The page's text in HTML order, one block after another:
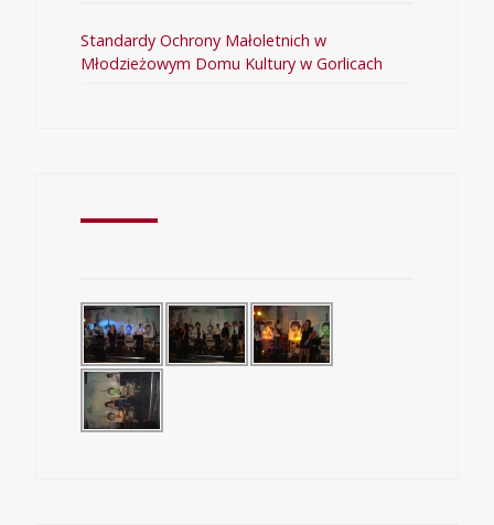
Standardy Ochrony Małoletnich w
Młodzieżowym Domu Kultury w Gorlicach